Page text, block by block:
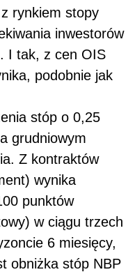
rynkiem stopy
inwestorów
I tak, z cen OIS
podobnie jak
stóp o 0,25
grudniowym
Z kontraktów
wynika
punktów
w ciągu trzech
6 miesięcy,
obniżka stóp NBP